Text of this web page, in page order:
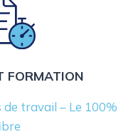
FORMATION
de travail – Le 100%